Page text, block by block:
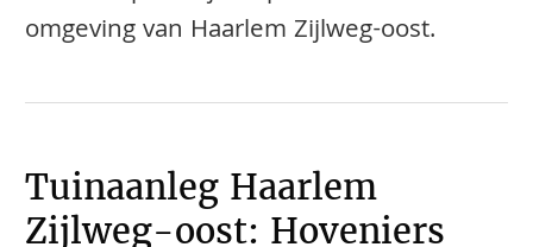
omgeving van Haarlem Zijlweg-oost.
Tuinaanleg Haarlem
Zijlweg-oost: Hoveniers